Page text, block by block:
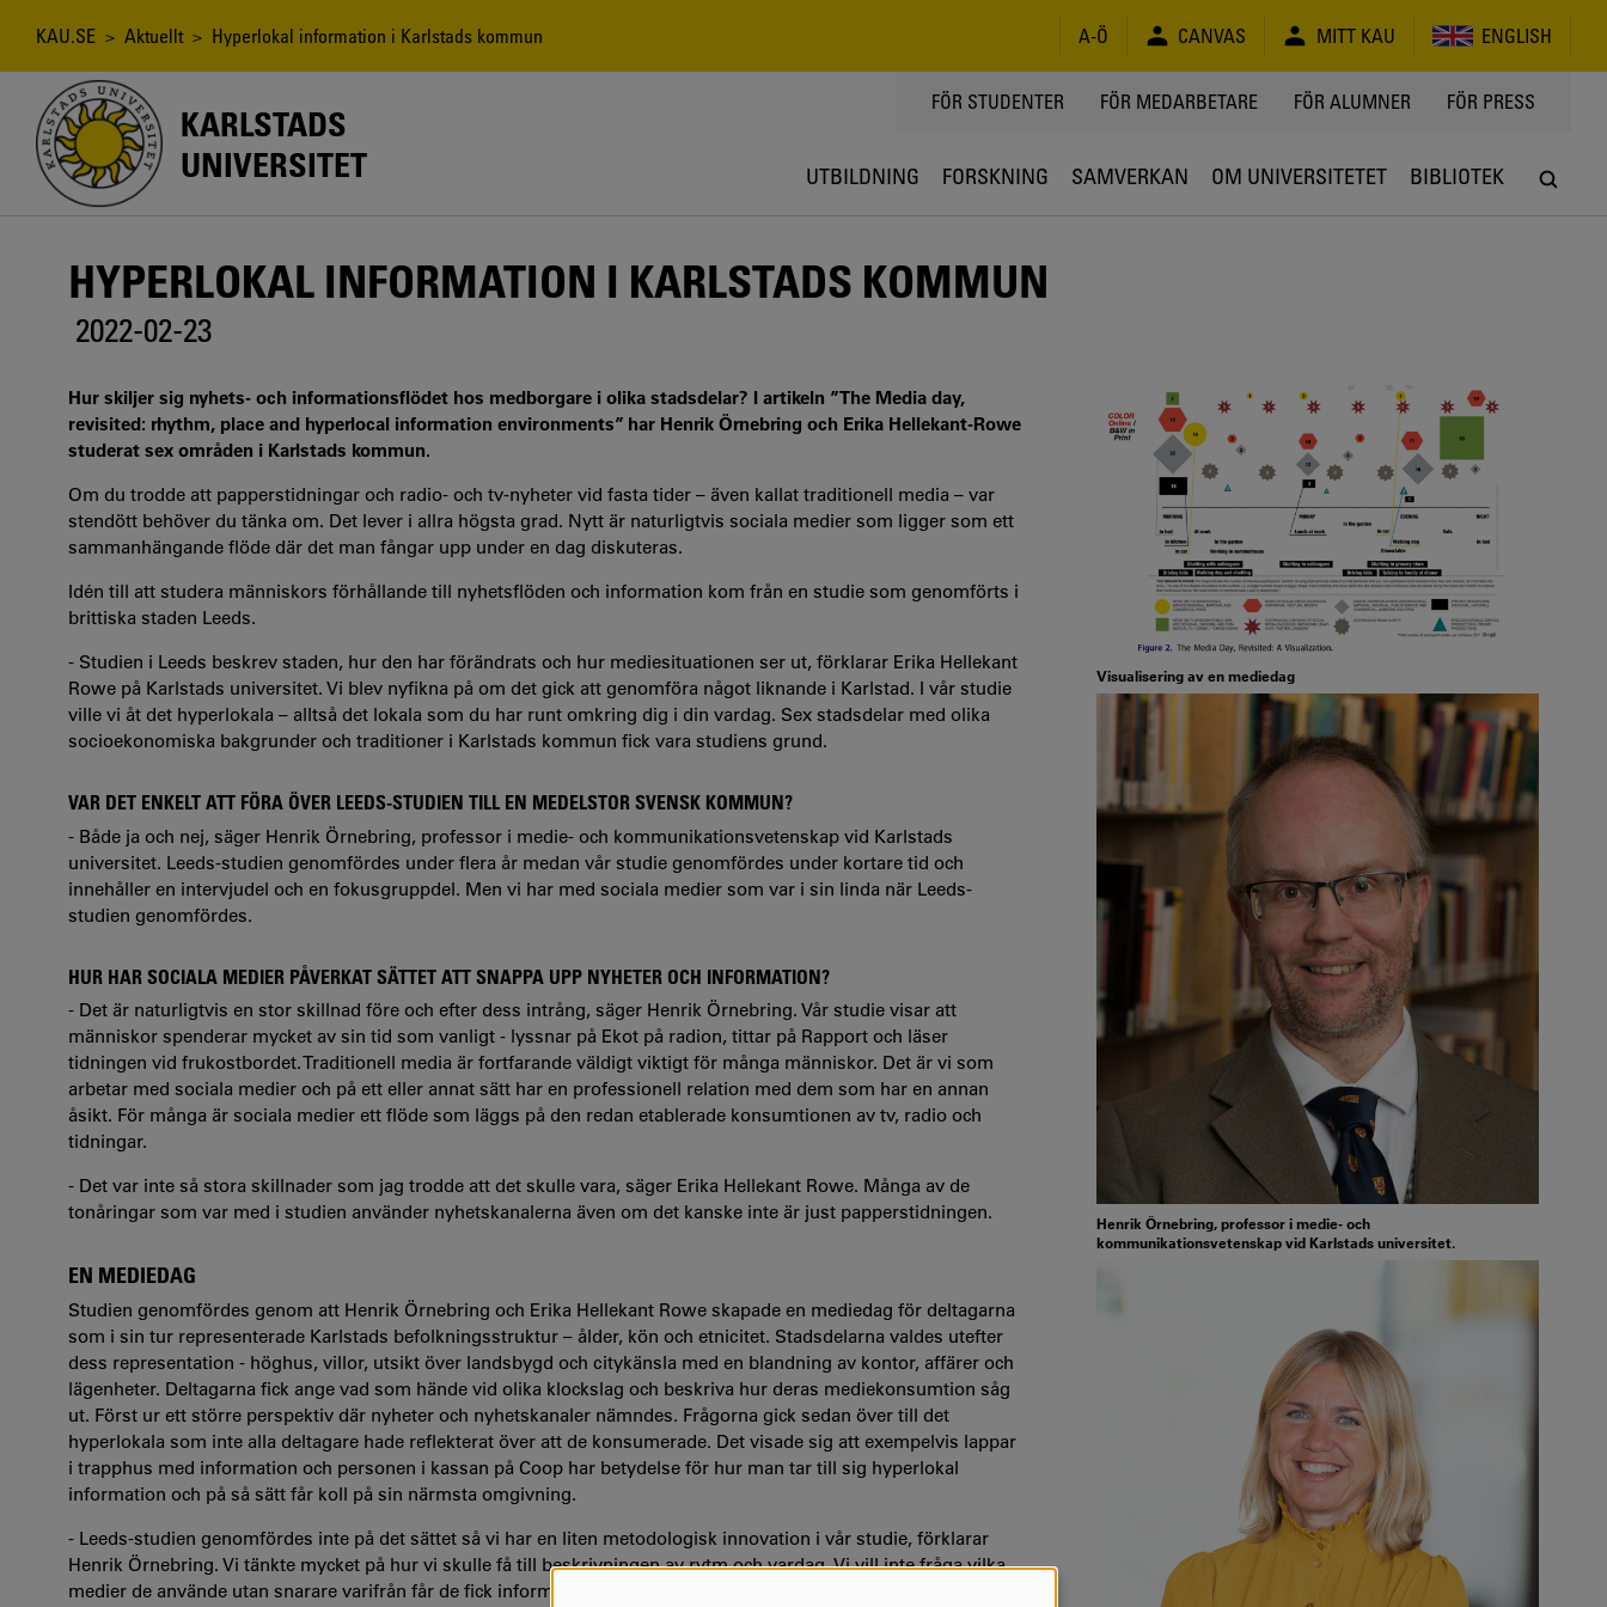
Länkstig
KAU.SE > Aktuellt > Hyperlokal information i Karlstads kommun A-Ö CANVAS MITT KAU ENGLISH
KARLSTADS
UNIVERSITET
TOPPMENY
FÖR STUDENTER FÖR MEDARBETARE FÖR ALUMNER FÖR PRESS
UTBILDNING FORSKNING SAMVERKAN OM UNIVERSITETET BIBLIOTEK
HYPERLOKAL INFORMATION I KARLSTADS KOMMUN
2022-02-23
Hur skiljer sig nyhets- och informationsflödet hos medborgare i olika stadsdelar? I artikeln ”The Media day,
revisited: rhythm, place and hyperlocal information environments” har Henrik Örnebring och Erika Hellekant-Rowe
studerat sex områden i Karlstads kommun.
Om du trodde att papperstidningar och radio- och tv-nyheter vid fasta tider – även kallat traditionell media – var
stendött behöver du tänka om. Det lever i allra högsta grad. Nytt är naturligtvis sociala medier som ligger som ett
sammanhängande flöde där det man fångar upp under en dag diskuteras.
Idén till att studera människors förhållande till nyhetsflöden och information kom från en studie som genomförts i
brittiska staden Leeds.
- Studien i Leeds beskrev staden, hur den har förändrats och hur mediesituationen ser ut, förklarar Erika Hellekant
Rowe på Karlstads universitet. Vi blev nyfikna på om det gick att genomföra något liknande i Karlstad. I vår studie
ville vi åt det hyperlokala – alltså det lokala som du har runt omkring dig i din vardag. Sex stadsdelar med olika
socioekonomiska bakgrunder och traditioner i Karlstads kommun fick vara studiens grund.
VAR DET ENKELT ATT FÖRA ÖVER LEEDS-STUDIEN TILL EN MEDELSTOR SVENSK KOMMUN?
- Både ja och nej, säger Henrik Örnebring, professor i medie- och kommunikationsvetenskap vid Karlstads
universitet. Leeds-studien genomfördes under flera år medan vår studie genomfördes under kortare tid och
innehåller en intervjudel och en fokusgruppdel. Men vi har med sociala medier som var i sin linda när Leeds-
studien genomfördes.
HUR HAR SOCIALA MEDIER PÅVERKAT SÄTTET ATT SNAPPA UPP NYHETER OCH INFORMATION?
- Det är naturligtvis en stor skillnad före och efter dess intrång, säger Henrik Örnebring. Vår studie visar att
människor spenderar mycket av sin tid som vanligt - lyssnar på Ekot på radion, tittar på Rapport och läser
tidningen vid frukostbordet. Traditionell media är fortfarande väldigt viktigt för många människor. Det är vi som
arbetar med sociala medier och på ett eller annat sätt har en professionell relation med dem som har en annan
åsikt. För många är sociala medier ett flöde som läggs på den redan etablerade konsumtionen av tv, radio och
tidningar.
- Det var inte så stora skillnader som jag trodde att det skulle vara, säger Erika Hellekant Rowe. Många av de
tonåringar som var med i studien använder nyhetskanalerna även om det kanske inte är just papperstidningen.
EN MEDIEDAG
Studien genomfördes genom att Henrik Örnebring och Erika Hellekant Rowe skapade en mediedag för deltagarna
som i sin tur representerade Karlstads befolkningsstruktur – ålder, kön och etnicitet. Stadsdelarna valdes utefter
dess representation - höghus, villor, utsikt över landsbygd och citykänsla med en blandning av kontor, affärer och
lägenheter. Deltagarna fick ange vad som hände vid olika klockslag och beskriva hur deras mediekonsumtion såg
ut. Först ur ett större perspektiv där nyheter och nyhetskanaler nämndes. Frågorna gick sedan över till det
hyperlokala som inte alla deltagare hade reflekterat över att de konsumerade. Det visade sig att exempelvis lappar
i trapphus med information och personen i kassan på Coop har betydelse för hur man tar till sig hyperlokal
information och på så sätt får koll på sin närmsta omgivning.
- Leeds-studien genomfördes inte på det sättet så vi har en liten metodologisk innovation i vår studie, förklarar
Henrik Örnebring. Vi tänkte mycket på hur vi skulle få till beskrivningen av rytm och vardag. Vi vill inte fråga vilka
medier de använde utan snarare varifrån får de fick information. Då styrdes inte svaren så hårt. Det blev ett
Visualisering av en mediedag
Henrik Örnebring, professor i medie- och
kommunikationsvetenskap vid Karlstads universitet.